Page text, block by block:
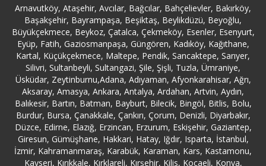
Bartın Logo Servisi
Batman Logo Servisi
Bayburt Logo Servisi
Bayrampaşa Logo Servisi
Bebek Logo Servisi
Beşiktaş Logo Servisi
Arnavutköy, Ataşehir, Avcılar, Bağcılar, Bahçelievler, Bakırköy,
Başakşehir, Bayrampaşa, Beşiktaş, Beylikdüzü, Beyoğlu,
Büyükçekmece, Beykoz, Çatalca, Çekmeköy, Esenler, Esenyurt,
Eyüp, Fatih, Gaziosmanpaşa, Güngören, Kadıköy, Kağıthane,
Kartal, Küçükçekmece, Maltepe, Pendik, Sancaktepe, Sarıyer,
Silivri, Sultanbeyli, Sultangazi, Şile, Şişli, Tuzla, Ümraniye,
Üsküdar, Zeytinburnu,Adana, Adıyaman, Afyonkarahisar, Ağrı,
Aksaray, Amasya, Ankara, Antalya, Ardahan, Artvin, Aydın,
Balıkesir, Bartın, Batman, Bayburt, Bilecik, Bingöl, Bitlis, Bolu,
Burdur, Bursa, Çanakkale, Çankırı, Çorum, Denizli, Diyarbakır,
Düzce, Edirne, Elazığ, Erzincan, Erzurum, Eskişehir, Gaziantep,
Giresun, Gümüşhane, Hakkari, Hatay, Iğdır, Isparta, İstanbul,
İzmir, Kahramanmaraş, Karabük, Karaman, Kars, Kastamonu,
Kayseri, Kırıkkale, Kırklareli, Kırşehir, Kilis, Kocaeli, Konya,